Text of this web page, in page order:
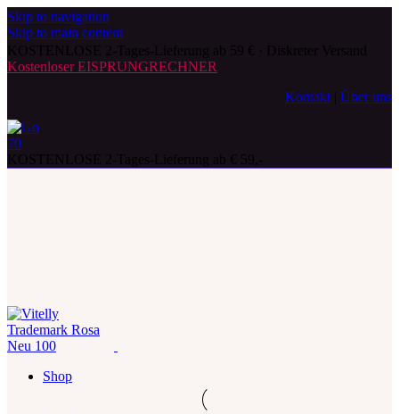
Skip to navigation
Skip to main content
Kostenloser EISPRUNGRECHNER
Kontakt
Über uns
Shop